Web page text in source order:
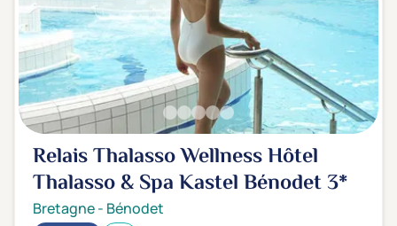
Relais Thalasso Wellness Hôtel
Thalasso & Spa Kastel Bénodet3*
Bretagne- Bénodet